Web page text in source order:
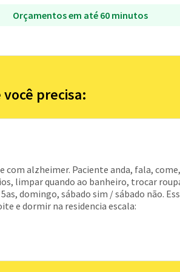
Orçamentos em até 60 minutos
precisa:
com alzheimer. Paciente anda, fala,
limpar quando ao banheiro, trocar
domingo, sábado sim / sábado não.
e dormir na residencia escala: